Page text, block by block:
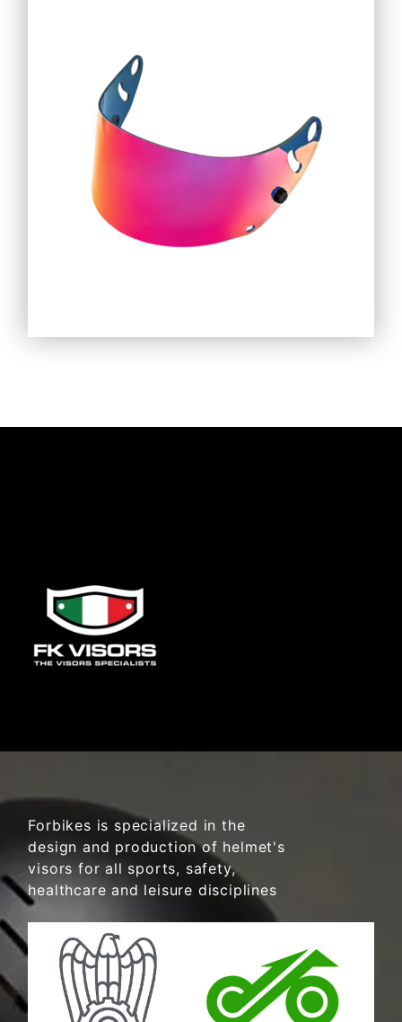
54,90
Forbikes is specialized in the
design and production of helmet's
visors for all sports, safety,
healthcare and leisure disciplines